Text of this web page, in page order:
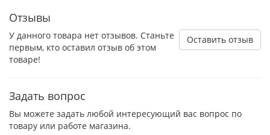
Отзывы
Оставить отзыв
У данного товара нет отзывов. Станьте
первым, кто оставил отзыв об этом
товаре!
Задать вопрос
Вы можете задать любой интересующий вас вопрос по
товару или работе магазина.